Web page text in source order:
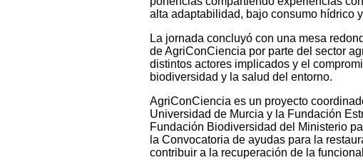
alta adaptabilidad, bajo consumo hídrico
La jornada concluyó con una mesa
de AgriConCiencia por parte del sector
distintos actores implicados y el
biodiversidad y la salud del entorno.
AgriConCiencia es un proyecto
Universidad de Murcia y la Fundación
Fundación Biodiversidad del Ministerio
la Convocatoria de ayudas para la
contribuir a la recuperación de la